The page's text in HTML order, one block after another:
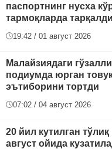
паспортнинг нусха
тармоқларда тарқалди
19:42 / 01 август 2026
Малайзиядаги
подиумда юрган
эътиборини тортди
07:02 / 04 август 2026
20 йил кутилган
август ойида